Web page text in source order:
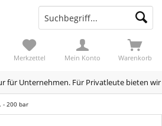
für Unternehmen. Für Privatleute bieten
Warenkorb
Merkzettel Mein Konto
- 200 bar